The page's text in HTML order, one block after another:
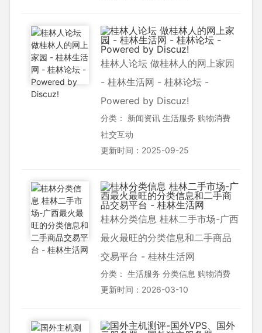
桂林人论坛 做桂林人的网上家园
- 桂林生活网 - 桂林论坛 -
Powered by Discuz!
分类： 新闻资讯 生活服务 购物消费
社交互动
更新时间：2025-09-25
桂林分类信息 桂林二手市场-广西
最火最旺的分类信息和二手商品
交易平台 - 桂林生活网
分类： 生活服务 分类信息 购物消费
更新时间：2026-03-10